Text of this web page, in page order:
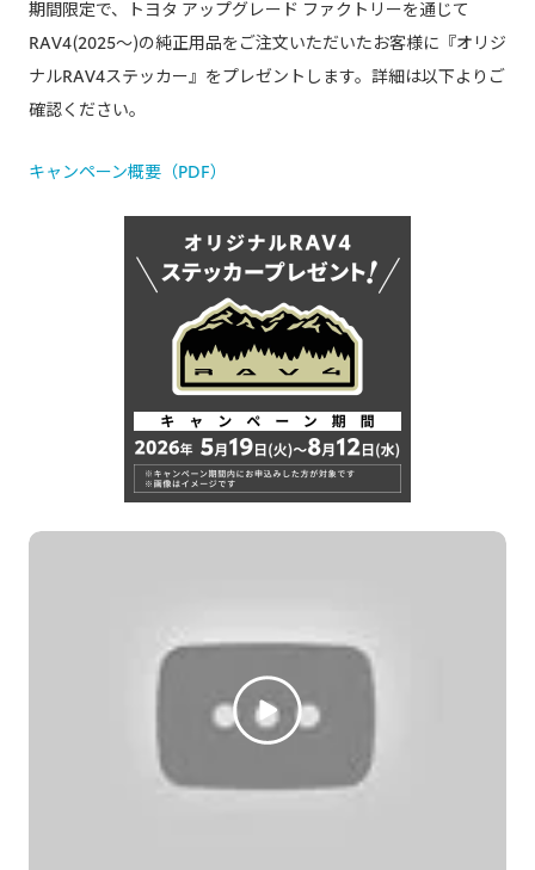
期間限定で、トヨタ アップグレード ファクトリーを通じて
RAV4(2025～)の純正用品をご注文いただいたお客様に『オリジ
ナルRAV4ステッカー』をプレゼントします。詳細は以下よりご
確認ください。​
キャンペーン概要（PDF）